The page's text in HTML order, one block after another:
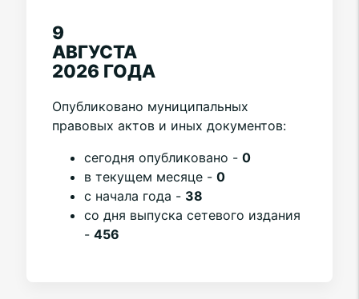
9
АВГУСТА
2026 ГОДА
Опубликовано муниципальных
правовых актов и иных документов:
cегодня опубликовано - 0
в текущем месяце - 0
с начала года - 38
со дня выпуска сетевого издания
- 456